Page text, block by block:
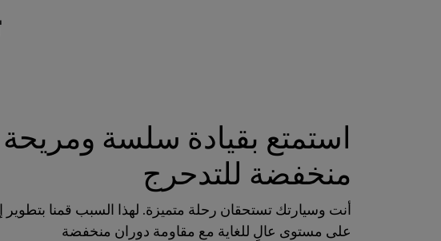
استمتع بقيادة سلسة
منخفضة للتدحرج
أنت وسيارتك تستحقان رحلة متميزة. لهذا السبب قمنا بتطوير
على مستوى عالٍ للغاية مع مقاومة دوران منخفضة